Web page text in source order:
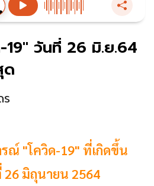
19" วันที่ 26 มิ.ย.64
ด
ณ์ "โควิด-19" ที่เกิดขึ้น
26 มิถุนายน 2564